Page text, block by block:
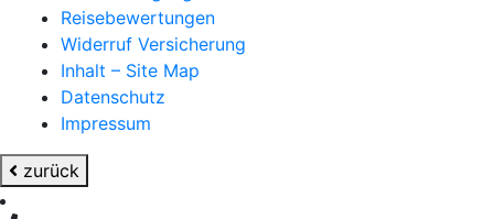
Reisebewertungen
Widerruf Versicherung
Inhalt – Site Map
Datenschutz
Impressum
zurück